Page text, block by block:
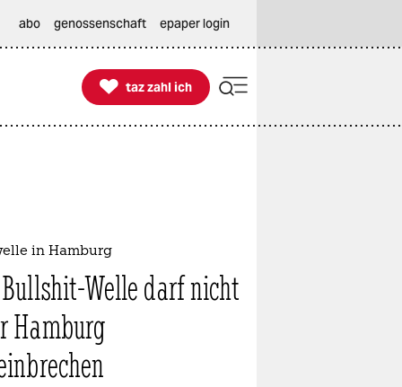
abo genossenschaft epaper login

taz zahl ich
taz zahl ich
in Hamburg
Welle darf nicht
Hamburg